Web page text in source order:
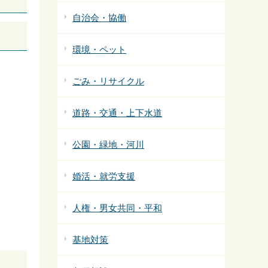
自治会・協働
環境・ペット
ごみ・リサイクル
道路・交通・上下水道
公園・緑地・河川
婚活・就労支援
人権・男女共同・平和
基地対策